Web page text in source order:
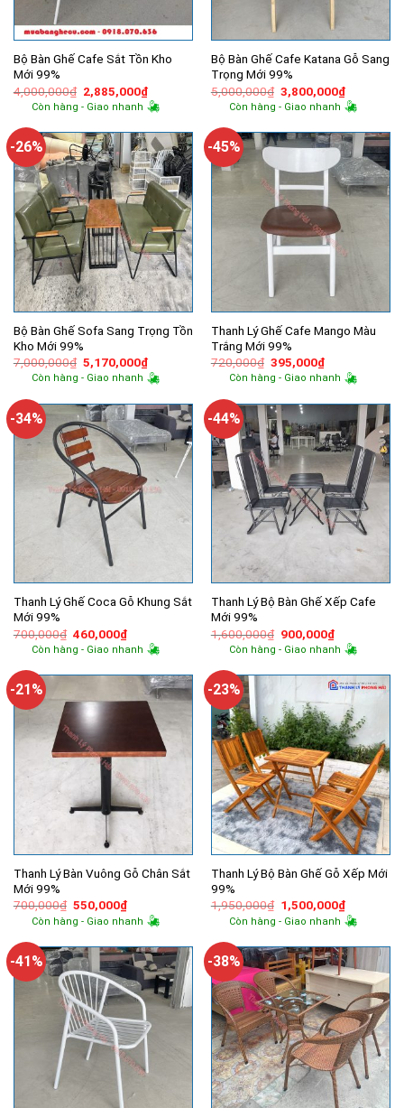
Bộ Bàn Ghế Cafe Sắt Tồn Kho
Mới 99%
4,000,000₫ Giá
gốc
là:
2,885,000₫Giá
hiện
tại
2,885,000₫.
Còn hàng - Giao nhanh
Bộ Bàn Ghế Cafe Katana Gỗ Sang
Trọng Mới 99%
5,000,000₫ Giá
gốc
là:
3,800,000₫Giá
hiện
tại
Còn hàng - Giao nhanh
-26%
Bộ Bàn Ghế Sofa Sang Trọng Tồn
Kho Mới 99%
7,000,000₫ Giá
gốc
là:
5,170,000₫Giá
hiện
tại
5,170,000₫.
Còn hàng - Giao nhanh
-45%
Thanh Lý Ghế Cafe Mango Màu
Trắng Mới 99%
720,000₫ Giá
gốc
là:
395,000₫Giá
hiện
tại
395,000₫.
Còn hàng - Giao nhanh
-34%
Thanh Lý Ghế Coca Gỗ Khung Sắt
Mới 99%
700,000₫ Giá
gốc
là:
460,000₫Giá
hiện
tại
460,000₫.
Còn hàng - Giao nhanh
-44%
Thanh Lý Bộ Bàn Ghế Xếp Cafe
Mới 99%
1,600,000₫ Giá
gốc
là:
900,000₫Giá
hiện
tại
900,000₫.
Còn hàng - Giao nhanh
-21%
Thanh Lý Bàn Vuông Gỗ Chân Sắt
Mới 99%
700,000₫ Giá
gốc
là:
550,000₫Giá
hiện
tại
550,000₫.
Còn hàng - Giao nhanh
-23%
Thanh Lý Bộ Bàn Ghế Gỗ Xếp Mới
99%
1,950,000₫ Giá
gốc
là:
1,500,000₫Giá
hiện
tại
Còn hàng - Giao nhanh
-41% -38%